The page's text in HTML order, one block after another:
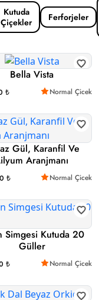
Kutuda
Çiçekler
Ferforjeler
Bella Vista
₺ Normal Çicek
Gül, Karanfil Ve
Aranjmanı
₺ Normal Çicek
Simgesi Kutuda 20
Güller
₺ Normal Çicek